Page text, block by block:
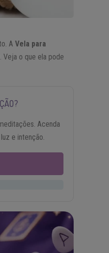
AVela para
Veja o que ela pode
Acenda
e intenção.